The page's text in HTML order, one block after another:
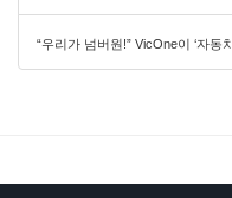
“우리가 넘버원!” VicOne이 ‘자동